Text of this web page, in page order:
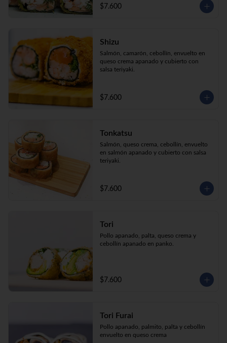
$7.600
Shizu
Salmón, camarón, cebollín, envuelto en
queso crema apanado y cubierto con
salsa teriyaki.
$7.600
Tonkatsu
Salmón, queso crema, cebollín, envuelto
en salmón apanado y cubierto con salsa
teriyaki.
$7.600
Tori
Pollo apanado, palta, queso crema y
cebollín apanado en panko.
$7.600
Tori Furai
Pollo apanado, palmito, palta y cebollín
envuelto en queso crema